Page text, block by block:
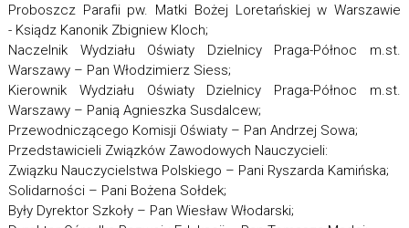
Proboszcz Parafii pw. Matki Bożej Loretańskiej w Warszawie
- Ksiądz Kanonik Zbigniew Kloch;
Naczelnik Wydziału Oświaty Dzielnicy Praga-Północ m.st.
Warszawy – Pan Włodzimierz Siess;
Kierownik Wydziału Oświaty Dzielnicy Praga-Północ m.st.
Warszawy – Panią Agnieszka Susdalcew;
Przewodniczącego Komisji Oświaty – Pan Andrzej Sowa;
Przedstawicieli Związków Zawodowych Nauczycieli:
Związku Nauczycielstwa Polskiego – Pani Ryszarda Kamińska;
Solidarności – Pani Bożena Sołdek;
Były Dyrektor Szkoły – Pan Wiesław Włodarski;